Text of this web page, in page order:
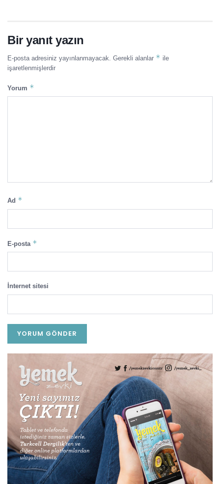
Bir yanıt yazın
E-posta adresiniz yayınlanmayacak. Gerekli alanlar * ile
işaretlenmişlerdir
Yorum *
Ad *
E-posta *
İnternet sitesi